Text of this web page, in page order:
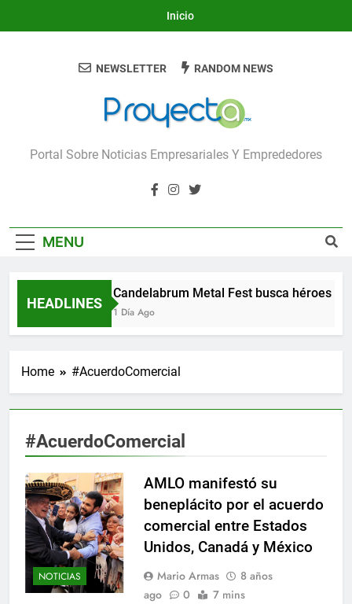
Inicio
Proyecta
Portal Sobre Noticias Empresariales Y Emprededores
NEWSLETTER RANDOM NEWS
MENU
HEADLINES
Candelabrum Metal Fest busca héroes de
1 Día Ago
Home #AcuerdoComercial
#AcuerdoComercial
NOTICIAS
AMLO manifestó su
beneplácito por el acuerdo
comercial entre Estados
Unidos, Canadá y México
Mario Armas
8 años
ago
0 7 mins